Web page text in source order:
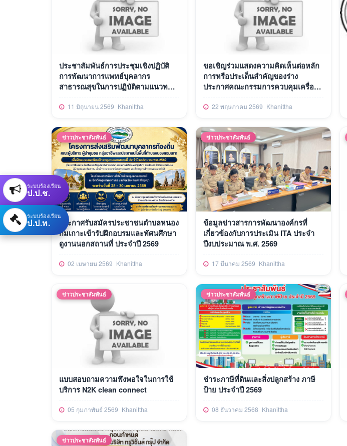
ประชาสัมพันธ์การประชุมเชิงปฏิบัติ
การพัฒนาการแพทย์บุคลากร
สาธารณสุขในการปฏิบัติตามแนวทาง
11 มิถุนายน 2569 Khanittha
ขอเชิญร่วมแสดงความคิดเห็นต่อหลัก
การหรือประเด็นสำคัญของร่าง
ประกาศคณะกรรมการควบคุมเครื่อง
22 พฤษภาคม 2569 Khanittha
ข่าวประชาสัมพันธ์
ประกาศรับสมัครประชาชนตำบลหนอง
กมเกาะเข้ารับฝึกอบรมและทัศนศึกษา
ดูงานนอกสถานที่ ประจำปี 2569
02 เมษายน 2569 Khanittha
ข่าวประชาสัมพันธ์
ข้อมูลข่าวสารการพัฒนาองค์กรที่
เกี่ยวข้องกับการประเมิน ITA ประจำ
ปีงบประมาณ พ.ศ. 2569
17 มีนาคม 2569 Khanittha
ข่าวประชาสัมพันธ์
แบบสอบถามความพึงพอใจในการใช้
บริการ N2K clean connect
05 กุมภาพันธ์ 2569 Khanittha
ข่าวประชาสัมพันธ์
ชำระภาษีที่ดินและสิ่งปลูกสร้าง ภาษี
ป้าย ประจำปี 2569
08 ธันวาคม 2568 Khanittha
ข่าวประชาสัมพันธ์
ระบบร้องเรียน
ป.ป.ช.
ระบบร้องเรียน
ป.ป.ท.